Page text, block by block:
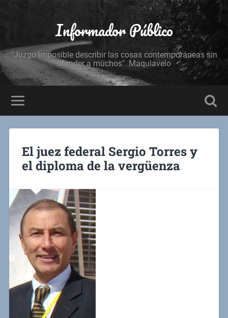
Informador Público
"Juzgo imposible describir las cosas contemporáneas sin
ofender a muchos". Maquiavelo
El juez federal Sergio Torres y
el diploma de la vergüenza